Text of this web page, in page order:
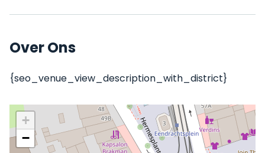
Over Ons
{seo_venue_view_description_with_district}
+
−